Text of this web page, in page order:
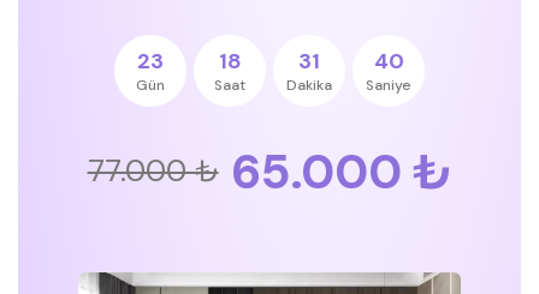
23
Gün
18
Saat
31
Dakika
39
Saniye
77.000 ₺ 65.000 ₺